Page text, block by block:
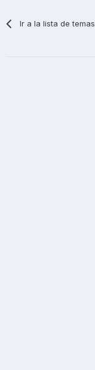
Ir a la lista de temas